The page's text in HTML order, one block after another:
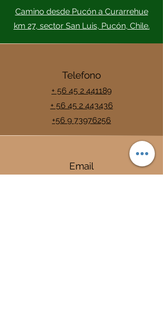
Camino desde Pucón a Curarrehue
km 27, sector San Luis, Pucón, Chile.
Telefono
+ 56 45 2 441189
+ 56 45 2 443436
+56 9 73976256
Email